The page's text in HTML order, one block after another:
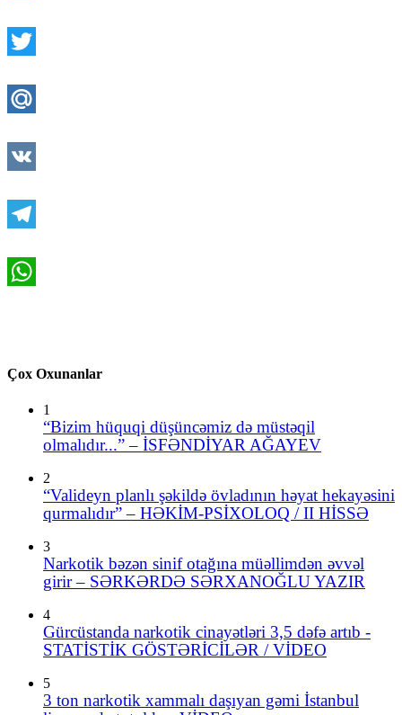
Çox Oxunanlar
1
“Bizim hüquqi düşüncəmiz də müstəqil
olmalıdır...” – İSFƏNDİYAR AĞAYEV
2
“Valideyn planlı şəkildə övladının həyat hekayəsini
qurmalıdır” – HƏKİM-PSİXOLOQ / II HİSSƏ
3
Narkotik bəzən sinif otağına müəllimdən əvvəl
girir – SƏRKƏRDƏ SƏRXANOĞLU YAZIR
4
Gürcüstanda narkotik cinayətləri 3,5 dəfə artıb -
STATİSTİK GÖSTƏRİCİLƏR / VİDEO
5
3 ton narkotik xammalı daşıyan gəmi İstanbul